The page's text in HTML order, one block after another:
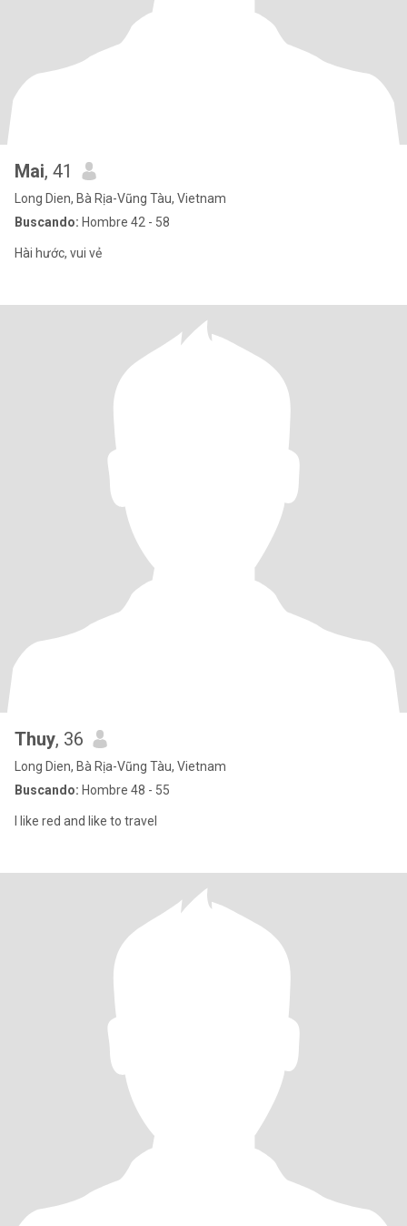
Mai, 41
Long Dien, Bà Rịa-Vũng Tàu, Vietnam
Buscando: Hombre 42 - 58
Hài hước, vui vẻ
Thuy, 36
Long Dien, Bà Rịa-Vũng Tàu, Vietnam
Buscando: Hombre 48 - 55
I like red and like to travel